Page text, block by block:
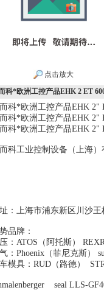
点击放大
科*欧洲工控产品EHK 2 ET
科*欧洲工控产品EHK 2"
科*欧洲工控产品EHK 2"
科*欧洲工控产品EHK 2"
科工业控制设备（上海）
址：上海市浦东新
品牌：
：ATOS（阿托斯）
：Phoenix（菲尼克斯
车模具：RUD（路德
seal LLS-